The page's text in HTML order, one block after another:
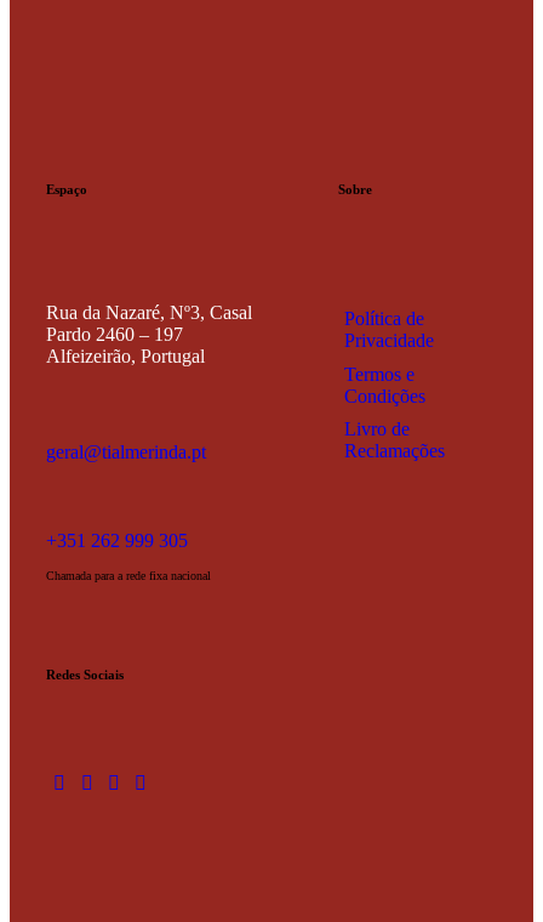
Espaço
Rua da Nazaré, Nº3, Casal
Pardo 2460 – 197
Alfeizeirão, Portugal
geral@tialmerinda.pt
+351 262 999 305
Chamada para a rede fixa nacional
Sobre
Política de
Privacidade
Termos e
Condições
Livro de
Reclamações
Redes Sociais